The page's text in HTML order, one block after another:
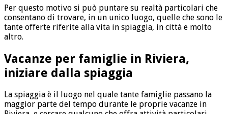
Per questo motivo si può puntare su realtà particolari che
consentano di trovare, in un unico luogo, quelle che sono le
tante offerte riferite alla vita in spiaggia, in città e molto
altro.
Vacanze per famiglie in Riviera,
iniziare dalla spiaggia
La spiaggia è il luogo nel quale tante famiglie passano la
maggior parte del tempo durante le proprie vacanze in